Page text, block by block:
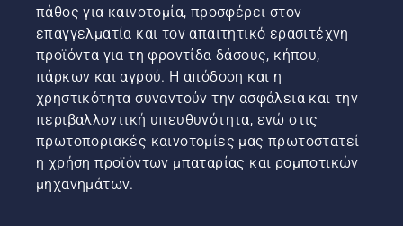
πάθος για καινοτομία, προσφέρει στον
επαγγελματία και τον απαιτητικό ερασιτέχνη
προϊόντα για τη φροντίδα δάσους, κήπου,
πάρκων και αγρού. Η απόδοση και η
χρηστικότητα συναντούν την ασφάλεια και την
περιβαλλοντική υπευθυνότητα, ενώ στις
πρωτοποριακές καινοτομίες μας πρωτοστατεί
η χρήση προϊόντων μπαταρίας και ρομποτικών
μηχανημάτων.